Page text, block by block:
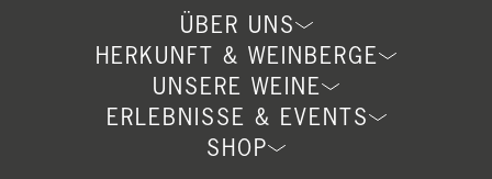
ÜBER UNS
HERKUNFT & WEINBERGE
UNSERE WEINE
ERLEBNISSE & EVENTS
SHOP